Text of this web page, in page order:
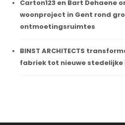
Carton123 en Bart Dehaene
woonproject in Gent rond
ontmoetingsruimtes
BINST ARCHITECTS
fabriek tot nieuwe stedelijke